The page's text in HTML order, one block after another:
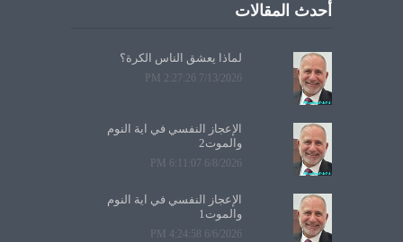
أحدث المقالات
لماذا يعشق الناس الكرة؟
7/13/2026 2:27:26 PM
الإعجاز النفسي في آية النوم
والموت2
6/8/2026 6:11:07 PM
الإعجاز النفسي في آية النوم
والموت1
6/6/2026 4:24:58 PM